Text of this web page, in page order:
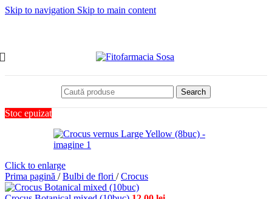
Skip to navigation Skip to main content
Search
Stoc epuizat
Click to enlarge
Prima pagină / Bulbi de flori / Crocus